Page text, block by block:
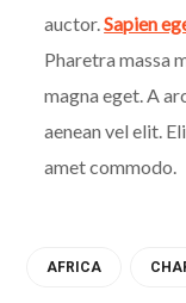
auctor.Sapien
Pharetra massa
magna eget. A
aenean vel elit.
amet commodo.
AFRICA